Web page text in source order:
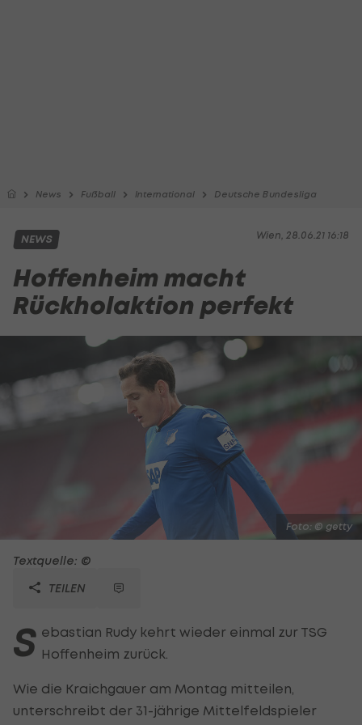
News Fußball International Deutsche Bundesliga
Wien, 28.06.21 16:18
NEWS
Hoffenheim macht
Rückholaktion perfekt
Foto: © getty
Textquelle: ©
TEILEN
S ebastian Rudy kehrt wieder einmal zur TSG
Hoffenheim zurück.
Wie die Kraichgauer am Montag mitteilen,
unterschreibt der 31-jährige Mittelfeldspieler